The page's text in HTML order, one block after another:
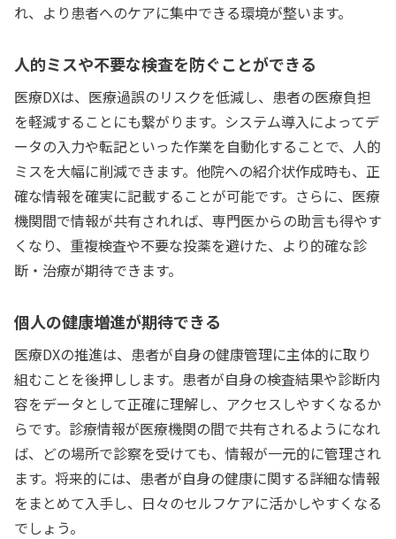
れ、より患者へのケアに集中できる環境が整います。
人的ミスや不要な検査を防ぐことができる
医療DXは、医療過誤のリスクを低減し、患者の医療負担
を軽減することにも繋がります。システム導入によってデ
ータの入力や転記といった作業を自動化することで、人的
ミスを大幅に削減できます。他院への紹介状作成時も、正
確な情報を確実に記載することが可能です。さらに、医療
機関間で情報が共有されれば、専門医からの助言も得やす
くなり、重複検査や不要な投薬を避けた、より的確な診
断・治療が期待できます。
個人の健康増進が期待できる
医療DXの推進は、患者が自身の健康管理に主体的に取り
組むことを後押しします。患者が自身の検査結果や診断内
容をデータとして正確に理解し、アクセスしやすくなるか
らです。診療情報が医療機関の間で共有されるようになれ
ば、どの場所で診察を受けても、情報が一元的に管理され
ます。将来的には、患者が自身の健康に関する詳細な情報
をまとめて入手し、日々のセルフケアに活かしやすくなる
でしょう。